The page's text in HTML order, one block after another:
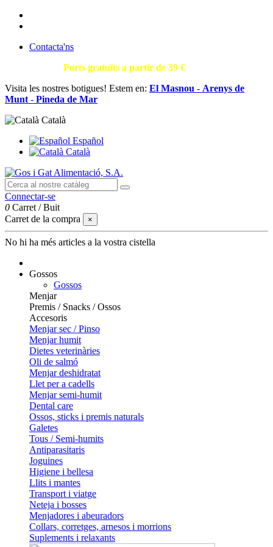
Contacta'ns
Ports gratuïts a partir de 39 €
Visita les nostres botigues! Estem en: El Masnou - Arenys de
Munt - Pineda de Mar
Català
Español
Català
Connectar-se
0 Carret /Buit
Carret de la compra
×
No hi ha més articles a la vostra cistella
Gossos
Gossos
Menjar
Premis / Snacks / Ossos
Accesoris
Menjar sec / Pinso
Menjar humit
Dietes veterinàries
Oli de salmó
Menjar deshidratat
Llet per a cadells
Menjar semi-humit
Dental care
Ossos, sticks i premis naturals
Galetes
Tous / Semi-humits
Antiparasitaris
Joguines
Higiene i bellesa
Llits i mantes
Transport i viatge
Neteja i bosses
Menjadores i abeuradors
Collars, corretges, arnesos i morrions
Suplements i relaxants